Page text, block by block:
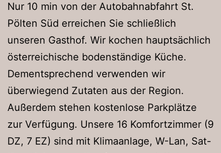
Nur 10 min von der Autobahnabfahrt St.
Pölten Süd erreichen Sie schließlich
unseren Gasthof. Wir kochen hauptsächlich
österreichische bodenständige Küche.
Dementsprechend verwenden wir
überwiegend Zutaten aus der Region.
Außerdem stehen kostenlose Parkplätze
zur Verfügung. Unsere 16 Komfortzimmer (9
DZ, 7 EZ) sind mit Klimaanlage, W-Lan, Sat-